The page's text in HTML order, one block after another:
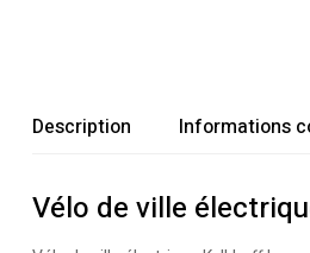
Description Informations
Vélo de ville